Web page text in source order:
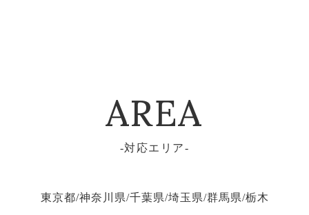
AREA
対応エリア
東京都/神奈川県/千葉県/埼玉県/群馬県/栃木